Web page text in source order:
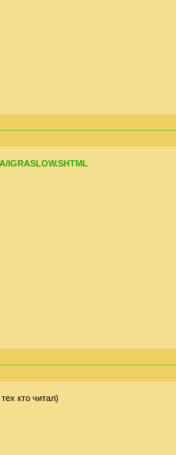
IGRASLOW.SHTML
кто читал)